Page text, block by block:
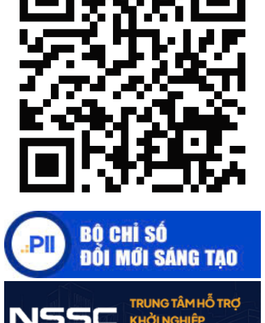
Khi khoa học - công nghệ chưa có sự đột phá
Chế biến sâu – Nâng cao giá trị nông sản
Quảng bá hình ảnh Đắk Lắk đến bạn bè trong nước và quốc tế
Mời tham gia Hội chợ triển lãm chuyên ngành Cà phê và sản
phẩm OCOP năm 2025
Kịch bản tăng trưởng kinh tế năm 2025: Khơi thông mọi nguồn
2025 đạt 8% trở lên
Cuộc thi trực tuyến tìm hiểu “50 năm Chiến thắng Buôn Ma
Thuột, giải phóng tỉnh Đắk Lắk (10/3/1975 - 10/3/2025)"